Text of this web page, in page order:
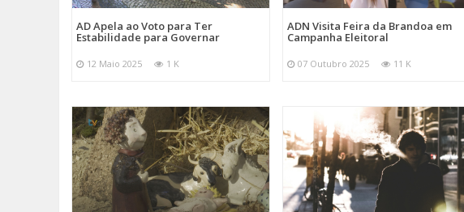
AD Apela ao Voto para Ter
Estabilidade para Governar
12 Maio 2025 1 K
ADN Visita Feira da Brandoa em
Campanha Eleitoral
07 Outubro 2025 11 K